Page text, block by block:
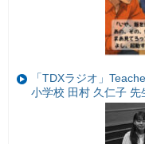
「TDXラジオ」
小学校 田村 久仁子 先